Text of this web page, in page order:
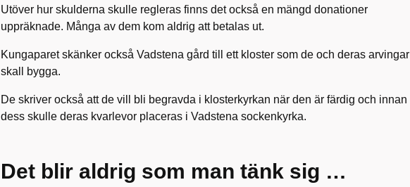
Utöver hur skulderna skulle regleras finns det också en mängd donationer
uppräknade. Många av dem kom aldrig att betalas ut.
Kungaparet skänker också Vadstena gård till ett kloster som de och deras arvingar
skall bygga.
De skriver också att de vill bli begravda i klosterkyrkan när den är färdig och innan
dess skulle deras kvarlevor placeras i Vadstena sockenkyrka.
Det blir aldrig som man tänk sig …